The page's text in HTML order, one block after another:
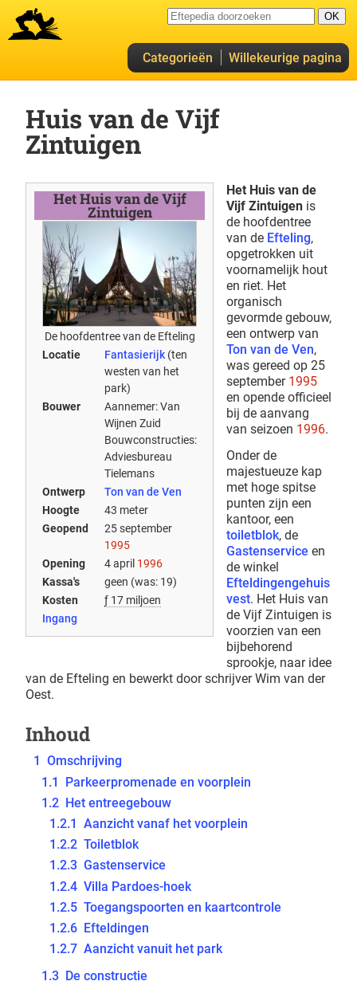
Categorieën Willekeurige pagina
Huis van de Vijf
Zintuigen
Het Huis van de Vijf
Zintuigen
De hoofdentree van de Efteling
Locatie
Fantasierijk (ten
westen van het
park)
Bouwer
Aannemer: Van
Wijnen Zuid
Bouwconstructies:
Adviesbureau
Tielemans
Ontwerp
Ton van de Ven
Hoogte
43 meter
Geopend
25 september
1995
Opening
4 april 1996
Kassa's
geen (was: 19)
Kosten
ƒ 17 miljoen
Ingang
Het Huis van de
Vijf Zintuigen is
de hoofdentree
van de Efteling,
opgetrokken uit
voornamelijk hout
en riet. Het
organisch
gevormde gebouw,
een ontwerp van
Ton van de Ven,
was gereed op 25
september 1995
en opende officieel
bij de aanvang
van seizoen 1996.
Onder de
majestueuze kap
met hoge spitse
punten zijn een
kantoor, een
toiletblok, de
Gastenservice en
de winkel
Efteldingengehuis
vest. Het Huis van
de Vijf Zintuigen is
voorzien van een
bijbehorend
sprookje, naar idee
van de Efteling en bewerkt door schrijver Wim van der
Oest.
Inhoud
1 Omschrijving
1.1
Parkeerpromenade en voorplein
1.2 Het entreegebouw
1.2.1 Aanzicht vanaf het voorplein
1.2.2 Toiletblok
1.2.3 Gastenservice
1.2.4 Villa Pardoes-hoek
1.2.5 Toegangspoorten en kaartcontrole
1.2.6 Efteldingen
1.2.7 Aanzicht vanuit het park
1.3 De constructie